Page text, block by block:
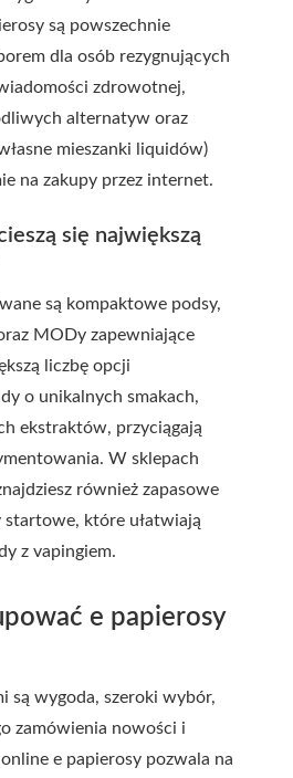
są powszechnie
dla osób rezygnujących
zdrowotnej,
alternatyw oraz
mieszanki liquidów)
na zakupy przez internet.
się największą
są kompaktowe podsy,
MODy zapewniające
liczbę opcji
o unikalnych smakach,
ekstraktów, przyciągają
W sklepach
również zapasowe
startowe, które ułatwiają
z vapingiem.
e papierosy
są wygoda, szeroki wybór,
zamówienia nowości i
e papierosy pozwala na